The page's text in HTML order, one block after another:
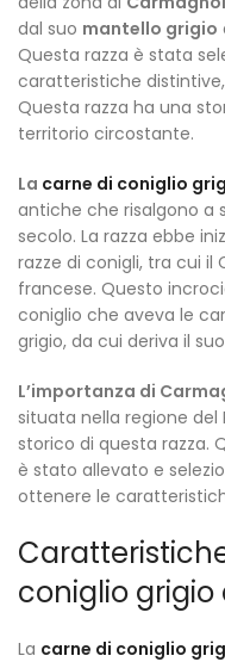
dal suo mantello grigio
Questa razza è stata
caratteristiche
Questa razza ha una
territorio circostante.
La carne di coniglio
antiche che risalgono a
secolo. La razza ebbe
razze di conigli, tra cui il
francese. Questo
coniglio che aveva le
grigio, da cui deriva il
L’importanza di
situata nella regione
storico di questa razza.
è stato allevato e
ottenere le
coniglio
La carne di coniglio